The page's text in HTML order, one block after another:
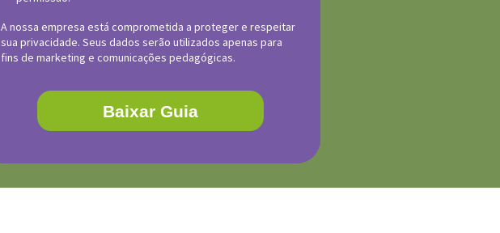
A nossa empresa está comprometida a proteger e respeitar
sua privacidade. Seus dados serão utilizados apenas para
fins de marketing e comunicações pedagógicas.
Baixar Guia